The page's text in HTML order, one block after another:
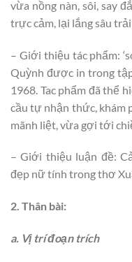
vừa nồng nàn, sôi, say
trực cảm, lại lắng sâu
– Giới thiệu tác phẩm:
Quỳnh được in trong tập
1968. Tac phẩm đã thể
cầu tự nhận thức, khám
mãnh liệt, vừa gợi tới
– Giới thiệu luận đề:
đẹp nữ tính trong thơ
2. Thân bài:
a. Vị trí đoạn trích